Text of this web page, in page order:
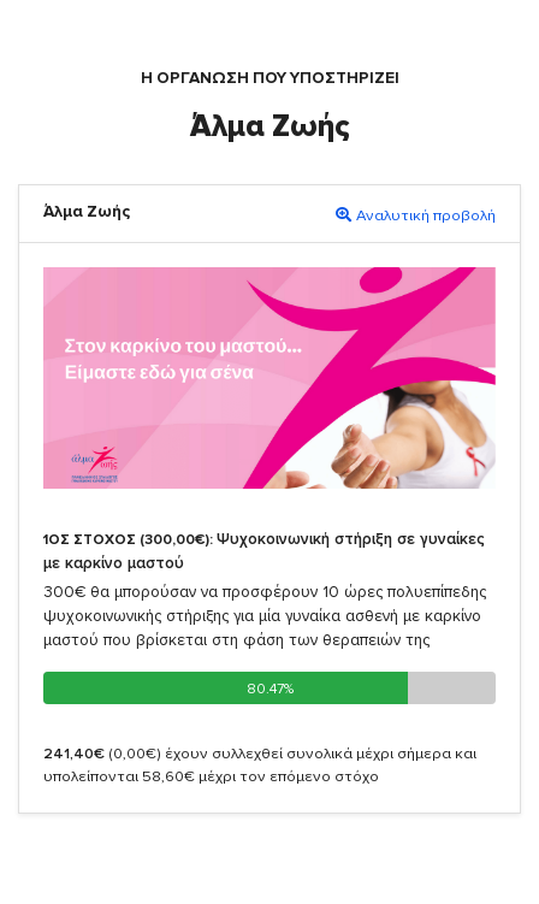
Η ΟΡΓΆΝΩΣΗ ΠΟΥ ΥΠΟΣΤΗΡΙΖΕΙ
Άλμα Ζωής
Άλμα Ζωής Αναλυτική προβολή
1ΟΣ ΣΤΟΧΟΣ (300,00€): Ψυχοκοινωνική στήριξη σε γυναίκες
με καρκίνο μαστού
300€ θα μπορούσαν να προσφέρουν 10 ώρες πολυεπίπεδης
ψυχοκοινωνικής στήριξης για μία γυναίκα ασθενή με καρκίνο
μαστού που βρίσκεται στη φάση των θεραπειών της
80.47%
80.47%
241,40€ (0,00€) έχουν συλλεχθεί συνολικά μέχρι σήμερα και
υπολείπονται 58,60€ μέχρι τον επόμενο στόχο